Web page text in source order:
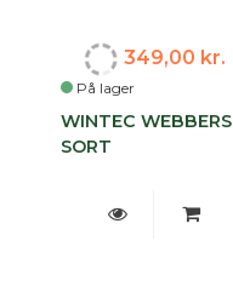
På lager
349,00 kr.
WINTEC WEBBERS
SORT